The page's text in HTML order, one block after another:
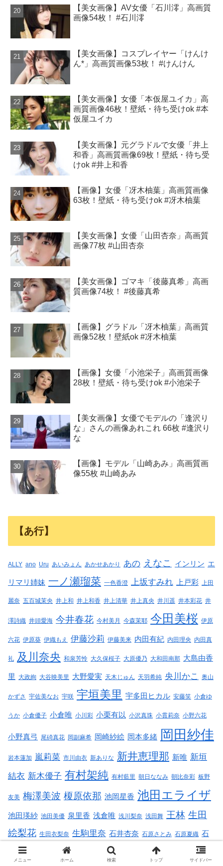
【美女画像】AV女優「石川澪」高画質
画像54枚！ #石川澪
【美女画像】コスプレイヤー「けんけ
ん*」高画質画像53枚！ #けんけん
【美女画像】女優「本仮屋ユイカ」高
画質画像46枚！壁紙・待ち受けok #本
仮屋ユイカ
【美女画像】元グラドルで女優「井上
和香」高画質画像69枚！壁紙・待ち受
けok #井上和香
【画像】女優「冴木柚葉」高画質画像
63枚！壁紙・待ち受けok #冴木柚葉
【美女画像】女優「山田杏奈」高画質
画像77枚 #山田杏奈
【美女画像】ゴマキ「後藤真希」高画
質画像74枚！ #後藤真希
【画像】グラドル「冴木柚葉」高画質
画像52枚！壁紙ok #冴木柚葉
【画像】女優「小池栄子」高画質画像
28枚！壁紙・待ち受けok #小池栄子
【美女画像】女優でモデルの「逢沢り
な」さんの画像あれこれ 66枚 #逢沢り
な
【画像】モデル「山崎あみ」高画質画
像55枚 #山崎あみ
【あ行】
ALLY ano Uru あいみょん あかせあかり あの えなこ インリン エ
リマリ姉妹 一ノ瀬瑠菜 一色香澄 上坂すみれ 上戸彩 上田
麗奈 五百城茉央 井上和 井上和香 井上清華 井上真央 井川遥 井本彩花 井
澤詩織 井頭愛海 今井春花 今村美月 今森茉耶 今田美桜 伊原
六花 伊原葵 伊織もえ 伊藤沙莉 伊藤美来 内田有紀 内田理央 内田真
礼 及川奈央 和泉芳怜 大久保桜子 大原優乃 大和田南那 大島由香
里 大政絢 大谷映美里 大野愛実 天木じゅん 天羽希純 央川かこ 奥山
かずさ 宇佐美なお 宇咲 宇垣美里 宇多田ヒカル 安藤笑 小倉ゆ
うか 小倉優子 小倉唯 小川彩 小栗有以 小沢真珠 小貫莉奈 小野六花
小野真弓 尾碕真花 岡副麻希 岡崎紗絵 岡本多緒 岡田紗佳
岩本蓮加 嵐莉菜 市川由衣 新ありな 新井恵理那 新唯 新垣
結衣 新木優子 有村架純 有村藍里 朝日ななみ 朝比奈彩 板野
友美 梅澤美波 榎原依那 池岡星香 池田エライザ
池田瑛紗 池田美優 泉里香 浅倉唯 浅川梨奈 浅田舞 王林 生田
絵梨花 生田衣梨奈 生駒里奈 石井杏奈 石原さとみ 石原夏織 石
川佳純 石川澪 石川真佑 石橋杏奈 石田
メニュー ホーム 検索 トップ サイドバー